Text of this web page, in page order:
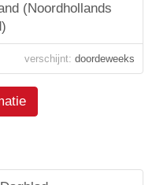
(Noordhollands
verschijnt: doordeweeks